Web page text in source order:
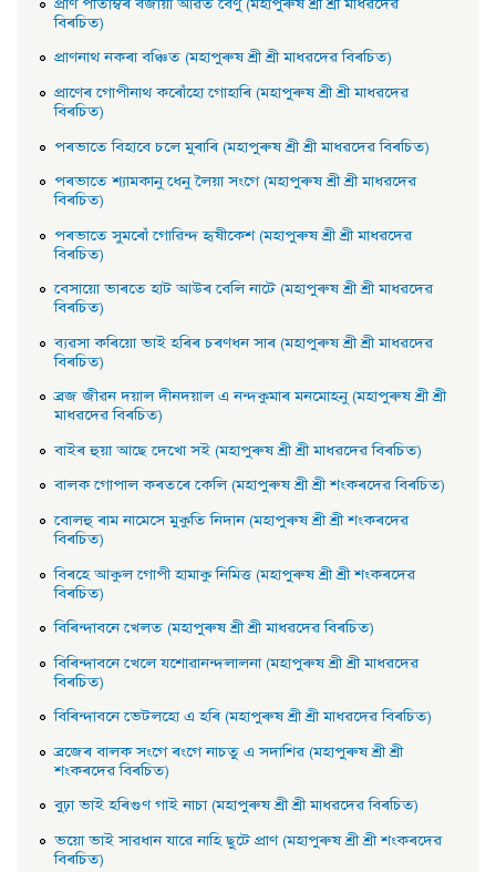
প্রাণ পীতাম্বৰ বজায়া আৱত বেণু (মহাপুৰুষ শ্ৰী শ্ৰী মাধৱদেৱ
বিৰচিত)
প্রাণনাথ নকৰা বঞ্চিত (মহাপুৰুষ শ্ৰী শ্ৰী মাধৱদেৱ বিৰচিত)
প্রাণেৰ গােপীনাথ কৰোঁহাে গােহাৰি (মহাপুৰুষ শ্ৰী শ্ৰী মাধৱদেৱ
বিৰচিত)
পৰভাতে বিহাবে চলে মুৰাৰি (মহাপুৰুষ শ্ৰী শ্ৰী মাধৱদেৱ বিৰচিত)
পৰভাতে শ্যামকানু ধেনু লৈয়া সংগে (মহাপুৰুষ শ্ৰী শ্ৰী মাধৱদেৱ
বিৰচিত)
পৰভাতে সুমৰোঁ গােৱিন্দ হৃষীকেশ (মহাপুৰুষ শ্ৰী শ্ৰী মাধৱদেৱ
বিৰচিত)
বেসায়াে ভাৰতে হাট আউৰ বেলি নাটে (মহাপুৰুষ শ্ৰী শ্ৰী মাধৱদেৱ
বিৰচিত)
ব্যৱসা কৰিয়াে ভাই হৰিৰ চৰণধন সাৰ (মহাপুৰুষ শ্ৰী শ্ৰী মাধৱদেৱ
বিৰচিত)
ব্রজ জীৱন দয়াল দীনদয়াল এ নন্দকুমাৰ মনমােহনু (মহাপুৰুষ শ্ৰী শ্ৰী
মাধৱদেৱ বিৰচিত)
বাইৰ হুয়া আছে দেখাে সই (মহাপুৰুষ শ্ৰী শ্ৰী মাধৱদেৱ বিৰচিত)
বালক গােপাল কৰতৰে কেলি (মহাপুৰুষ শ্ৰী শ্ৰী শংকৰদেৱ বিৰচিত)
বােলহু ৰাম নামেসে মুকুতি নিদান (মহাপুৰুষ শ্ৰী শ্ৰী শংকৰদেৱ
বিৰচিত)
বিৰহে আকুল গােপী হামাকু নিমিত্ত (মহাপুৰুষ শ্ৰী শ্ৰী শংকৰদেৱ
বিৰচিত)
বিৰিন্দাবনে খেলত (মহাপুৰুষ শ্ৰী শ্ৰী মাধৱদেৱ বিৰচিত)
বিৰিন্দাবনে খেলে যশােৱানন্দলালনা (মহাপুৰুষ শ্ৰী শ্ৰী মাধৱদেৱ
বিৰচিত)
বিৰিন্দাবনে ভেটলহাে এ হৰি (মহাপুৰুষ শ্ৰী শ্ৰী মাধৱদেৱ বিৰচিত)
ব্ৰজেৰ বালক সংগে ৰংগে নাচতু এ সদাশিৱ (মহাপুৰুষ শ্ৰী শ্ৰী
শংকৰদেৱ বিৰচিত)
বুঢ়া ভাই হৰিগুণ গাই নাচা (মহাপুৰুষ শ্ৰী শ্ৰী মাধৱদেৱ বিৰচিত)
ভয়াে ভাই সাৱধান যাৱে নাহি ছুটে প্রাণ (মহাপুৰুষ শ্ৰী শ্ৰী শংকৰদেৱ
বিৰচিত)